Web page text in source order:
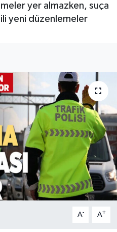
yer almazken, suça
yeni düzenlemeler
A- A+